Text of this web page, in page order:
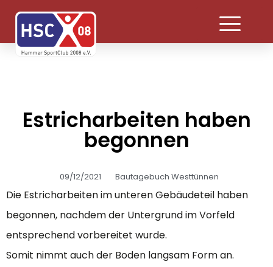
Estricharbeiten haben
begonnen
09/12/2021 Bautagebuch Westtünnen
Die Estricharbeiten im unteren Gebäudeteil haben
begonnen, nachdem der Untergrund im Vorfeld
entsprechend vorbereitet wurde.
Somit nimmt auch der Boden langsam Form an.